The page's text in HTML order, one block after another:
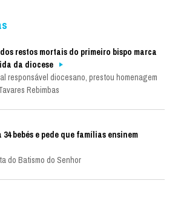
restos mortais do primeiro bispo marca
da diocese
responsável diocesano, prestou homenagem
Rebimbas
bebés e pede que famílias ensinem
do Batismo do Senhor